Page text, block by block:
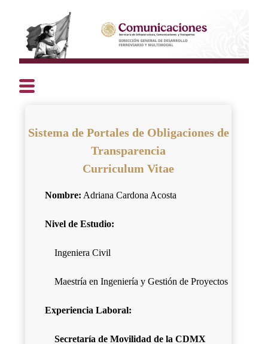
Sistema de Portales de Obligaciones de
Transparencia
Curriculum Vitae
Nombre: Adriana Cardona Acosta
Nivel de Estudio:
Ingeniera Civil
Maestría en Ingeniería y Gestión de Proyectos
Experiencia Laboral:
Secretaría de Movilidad de la CDMX